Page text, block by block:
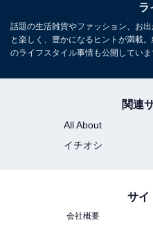
ラ
話題の生活雑貨やファッション、お
と楽しく、豊かになるヒントが満載
のライフスタイル事情も公開していま
関連
All About
イチオシ
サイ
会社概要